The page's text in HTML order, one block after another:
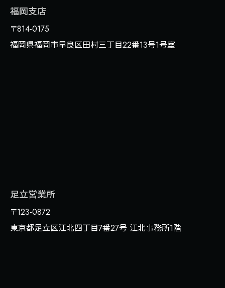
福岡支店
〒814-0175
福岡県福岡市早良区田村三丁目22番13号1号室
足立営業所
〒123-0872
東京都足立区江北四丁目7番27号 江北事務所1階